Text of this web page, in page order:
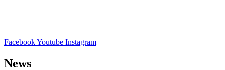
FacebookYoutube Instagram
News